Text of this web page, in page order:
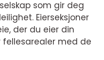
som gir deg
Eierseksjoner
der du eier din
med de